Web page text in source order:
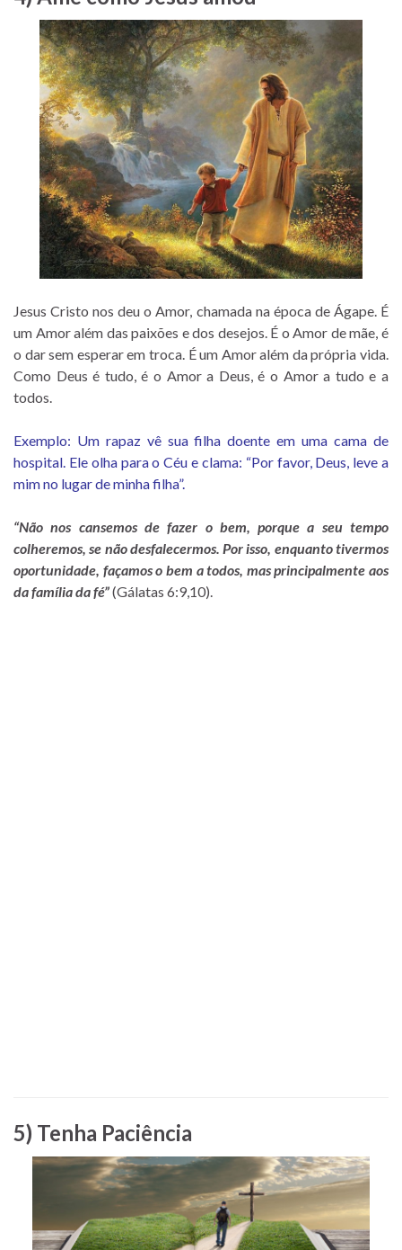
Jesus Cristo nos deu o Amor, chamada na época de Ágape. É
um Amor além das paixões e dos desejos. É o Amor de mãe, é
o dar sem esperar em troca. É um Amor além da própria vida.
Como Deus é tudo, é o Amor a Deus, é o Amor a tudo e a
todos.
Exemplo: Um rapaz vê sua filha doente em uma cama de
hospital. Ele olha para o Céu e clama: “Por favor, Deus, leve a
mim no lugar de minha filha”.
“Não nos cansemos de fazer o bem, porque a seu tempo
colheremos, se não desfalecermos. Por isso, enquanto tivermos
oportunidade, façamos o bem a todos, mas principalmente aos
da família da fé”(Gálatas 6:9,10).
5) Tenha Paciência